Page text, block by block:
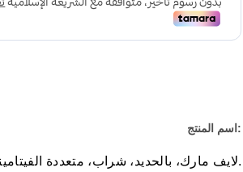
:اسم المنتج
.لايف مارك، بالحديد، شراب، متعددة الفيتامينات